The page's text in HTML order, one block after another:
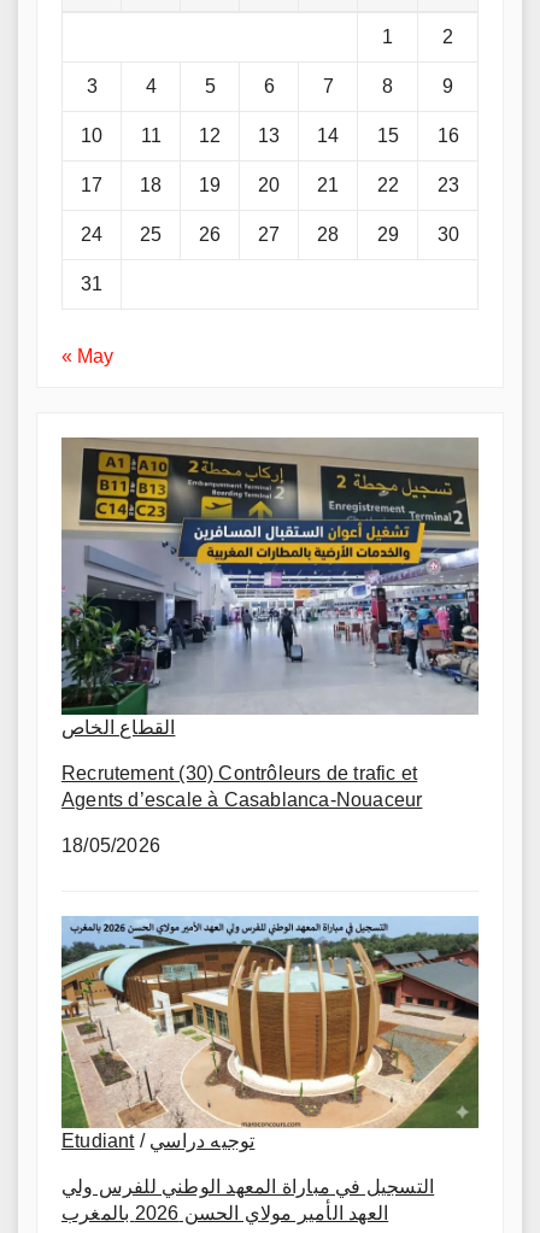
1 2
3 4 5 6 7 8 9
10 11 12 13 14 15 16
17 18 19 20 21 22 23
24 25 26 27 28 29 30
31
« May
القطاع الخاص
Recrutement (30) Contrôleurs de trafic et
Agents d’escale à Casablanca-Nouaceur
18/05/2026
Etudiant/ توجيه دراسي
التسجيل في مباراة المعهد الوطني للفرس ولي
العهد الأمير مولاي الحسن 2026 بالمغرب